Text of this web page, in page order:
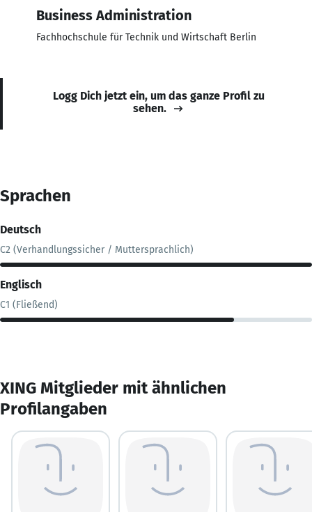
Business Administration
Fachhochschule für Technik und Wirtschaft Berlin
Logg Dich jetzt ein, um das ganze Profil zu
sehen.
Sprachen
Deutsch
C2 (Verhandlungssicher / Muttersprachlich)
Englisch
C1 (Fließend)
XING Mitglieder mit ähnlichen
Profilangaben